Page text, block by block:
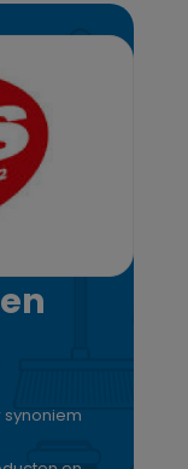
synoniem